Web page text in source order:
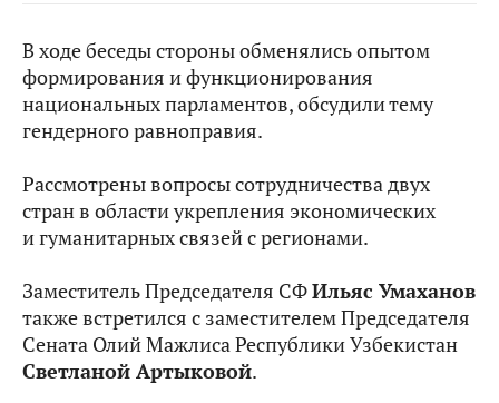
В ходе беседы стороны обменялись опытом
формирования и функционирования
национальных парламентов, обсудили тему
гендерного равноправия.
Рассмотрены вопросы сотрудничества двух
стран в области укрепления экономических
и гуманитарных связей с регионами.
Заместитель Председателя СФИльяс Умаханов
также встретился с заместителем Председателя
Сената Олий Мажлиса Республики Узбекистан
Светланой Артыковой.